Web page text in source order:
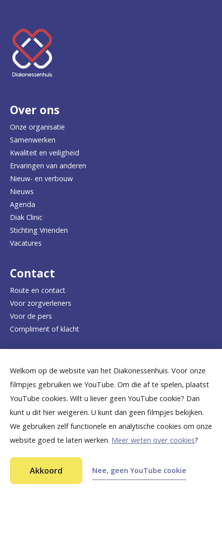
Welkom op de website van het Diakonessenhuis. Voor onze
filmpjes gebruiken we YouTube. Om die af te spelen, plaatst
YouTube cookies. Wilt u liever geen YouTube cookie? Dan
kunt u dit hier weigeren. U kunt dan geen filmpjes bekijken.
We gebruiken zelf functionele en analytische cookies om onze
website goed te laten werken. Meer weten over cookies?
Akkoord Nee, geen YouTube cookie
K
e
e
t
e
r
u
g
n
a
a
d
e
h
o
p
a
g
e
Over ons
Onze organisatie
Samenwerken
Kwaliteit en veiligheid
Ervaringen van anderen
Nieuw- en verbouw
Nieuws
Agenda
Diak Clinic
Stichting Vrienden
Vacatures
Contact
Route en contact
Voor zorgverleners
Voor de pers
Compliment of klacht
Dicht bij jou
B
e
k
k
B
e
k
j
k
B
e
k
B
e
k
j
B
e
k
j
Aansprakelijkheid
Toegankelijkheid